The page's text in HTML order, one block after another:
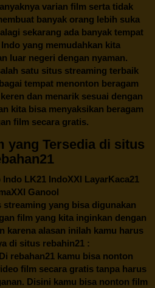
varian film serta tidak
banyak orang lebih suka
sekarang ada banyak tempat
yang memudahkan kita
luar negeri dengan nyaman.
satu situs streaming terbaik
tempat menonton beragam
dan menarik sesuai dengan
kita bisa menyaksikan beragam
film secara gratis.
yang Tersedia di situs
Indo LK21 IndoXXI LayarKaca21
Ganool
streaming yang bisa digunakan
film yang kita inginkan dengan
karena alasan inilah kamu harus
di situs rebahin21 :
rebahan21 kamu bisa nonton
film secara gratis tanpa harus
Disini kamu bisa nonton film